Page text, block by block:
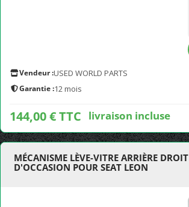
Vendeur :USED WORLD PARTS
Garantie :12 mois
144,00 € TTC livraison incluse
MÉCANISME LÈVE-VITRE ARRIÈRE DROIT
D'OCCASION POUR SEAT LEON